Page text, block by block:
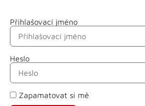
Přihlašovací jméno
Heslo
Zapamatovat si mě
Jméno
Příjmení
E-mail